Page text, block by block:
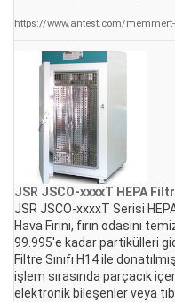
https://www.antest.com/
JSR JSCO-xxxxT HEPA
JSR JSCO-xxxxT Serisi
Hava Fırını, fırın odasını
99.995'e kadar partikülleri
Filtre Sınıfı H14 ile
işlem sırasında parçacık
elektronik bileşenler veya